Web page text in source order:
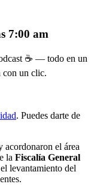
7:00 am
☕ — todo en un
con un clic.
. Puedes darte de
acordonaron el área
la Fiscalía General
levantamiento del